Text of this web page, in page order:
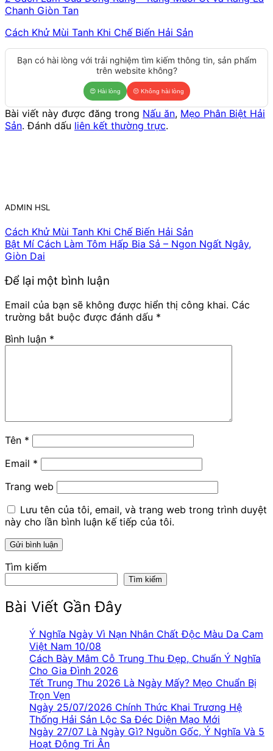
Chanh Giòn Tan
Cách Khử Mùi Tanh Khi Chế Biến Hải Sản
Bạn có hài lòng với trải nghiệm tìm kiếm thông tin, sản phẩm
trên website không?
😍Hài lòng 😔Không hài lòng
Bài viết này được đăng trong Nấu ăn, Mẹo Phân Biệt Hải
Sản. Đánh dấu liên kết thường trực.
ADMIN HSL
Cách Khử Mùi Tanh Khi Chế Biến Hải Sản
Bật Mí Cách Làm Tôm Hấp Bia Sả – Ngon Ngất Ngây,
Giòn Dai
Để lại một bình luận
Email của bạn sẽ không được hiển thị công khai. Các
trường bắt buộc được đánh dấu *
Bình luận *
Tên *
Email *
Trang web
Lưu tên của tôi, email, và trang web trong trình duyệt
này cho lần bình luận kế tiếp của tôi.
Tìm kiếm
Tìm kiếm
Bài Viết Gần Đây
Ý Nghĩa Ngày Vì Nạn Nhân Chất Độc Màu Da Cam
Việt Nam 10/08
Cách Bày Mâm Cỗ Trung Thu Đẹp, Chuẩn Ý Nghĩa
Cho Gia Đình 2026
Tết Trung Thu 2026 Là Ngày Mấy? Mẹo Chuẩn Bị
Trọn Vẹn
Ngày 25/07/2026 Chính Thức Khai Trương Hệ
Thống Hải Sản Lộc Sa Đéc Diện Mạo Mới
Ngày 27/07 Là Ngày Gì? Nguồn Gốc, Ý Nghĩa Và 5
Hoạt Động Tri Ân